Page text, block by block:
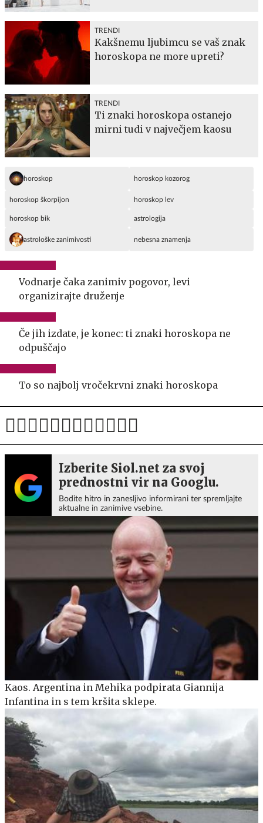
TRENDI
Kakšnemu ljubimcu se vaš znak
horoskopa ne more upreti?
TRENDI
Ti znaki horoskopa ostanejo
mirni tudi v največjem kaosu
horoskop horoskop kozorog
horoskop škorpijon horoskop lev
horoskop bik astrologija
astrološke zanimivosti nebesna znamenja
Vodnarje čaka zanimiv pogovor, levi
organizirajte druženje
Če jih izdate, je konec: ti znaki horoskopa ne
odpuščajo
To so najbolj vročekrvni znaki horoskopa
Izberite Siol.net za svoj
prednostni vir na Googlu.
Bodite hitro in zanesljivo informirani ter spremljajte
aktualne in zanimive vsebine.
Kaos. Argentina in Mehika podpirata Giannija
Infantina in s tem kršita sklepe.